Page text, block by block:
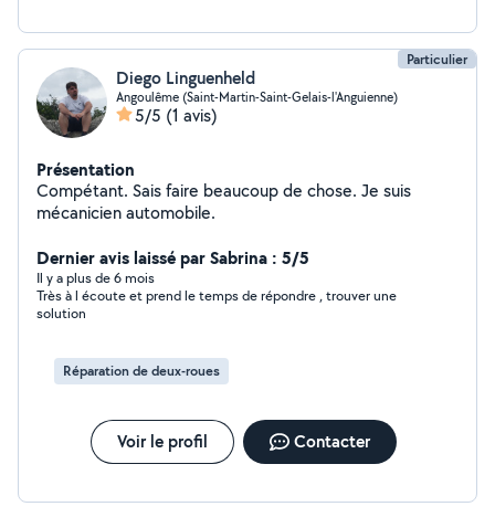
Particulier
Diego Linguenheld
Angoulême (Saint-Martin-Saint-Gelais-l'Anguienne)
5/5 (1 avis)
Présentation
Compétant. Sais faire beaucoup de chose. Je suis
mécanicien automobile.
Dernier avis laissé par Sabrina : 5/5
Il y a plus de 6 mois
Très à l écoute et prend le temps de répondre , trouver une
solution
Réparation de deux-roues
Voir le profil Contacter